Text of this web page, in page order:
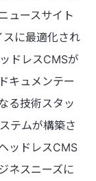
ュースサイト
に最適化され
ドレスCMSが
キュメンテー
る技術スタッ
テムが構築さ
ッドレスCMS
ネスニーズに